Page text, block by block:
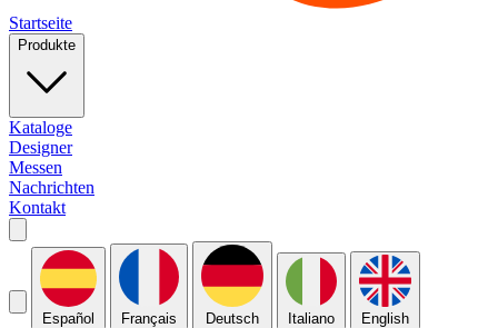
Startseite
Produkte
Kataloge
Designer
Messen
Nachrichten
Kontakt
Español Français Deutsch Italiano English